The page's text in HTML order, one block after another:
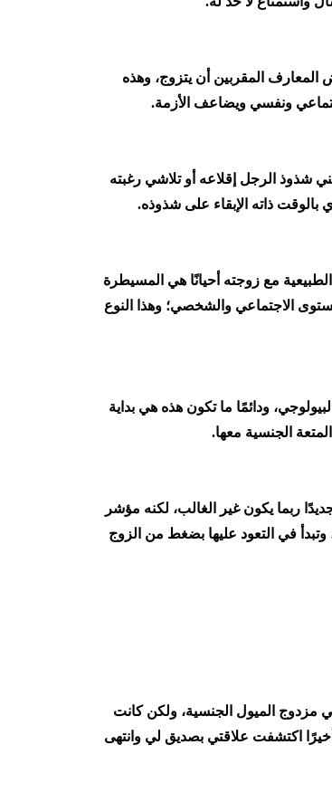
المقربين أن يتزوج، وهذه
ونفسي ويضاعف الأزمة.
شذوذ الرجل إقلاعه أو تلاشي رغبته
بالوقت ذاته الإبقاء على شذوذه.
مع زوجته أحيانًا هي المسيطرة
الاجتماعي والشخصي؛ وهذا النوع
ودائمًا ما تكون هذه هي بداية
الجنسية معها.
ربما يكون غير الغالب، لكنه مؤشر
في التعود عليها بضغط من الزوج
مزدوج الميول الجنسية، ولكن كانت
اكتشفت علاقتي بصديق لي وانتهى